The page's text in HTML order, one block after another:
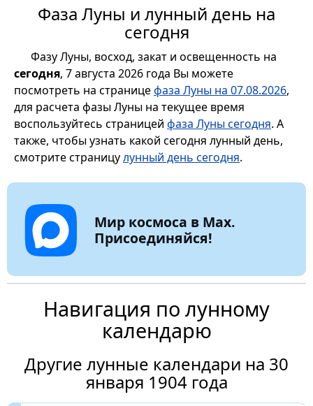
Фаза Луны и лунный день на
сегодня
Фазу Луны, восход, закат и освещенность на
сегодня, 7 августа 2026 года Вы можете
посмотреть на страницефаза Луны на 07.08.2026,
для расчета фазы Луны на текущее время
воспользуйтесь страницей фаза Луны сегодня. А
также, чтобы узнать какой сегодня лунный день,
смотрите страницулунный день сегодня.
Мир космоса в Max.
Присоединяйся!
Навигация по лунному
календарю
Другие лунные календари на 30
января 1904 года